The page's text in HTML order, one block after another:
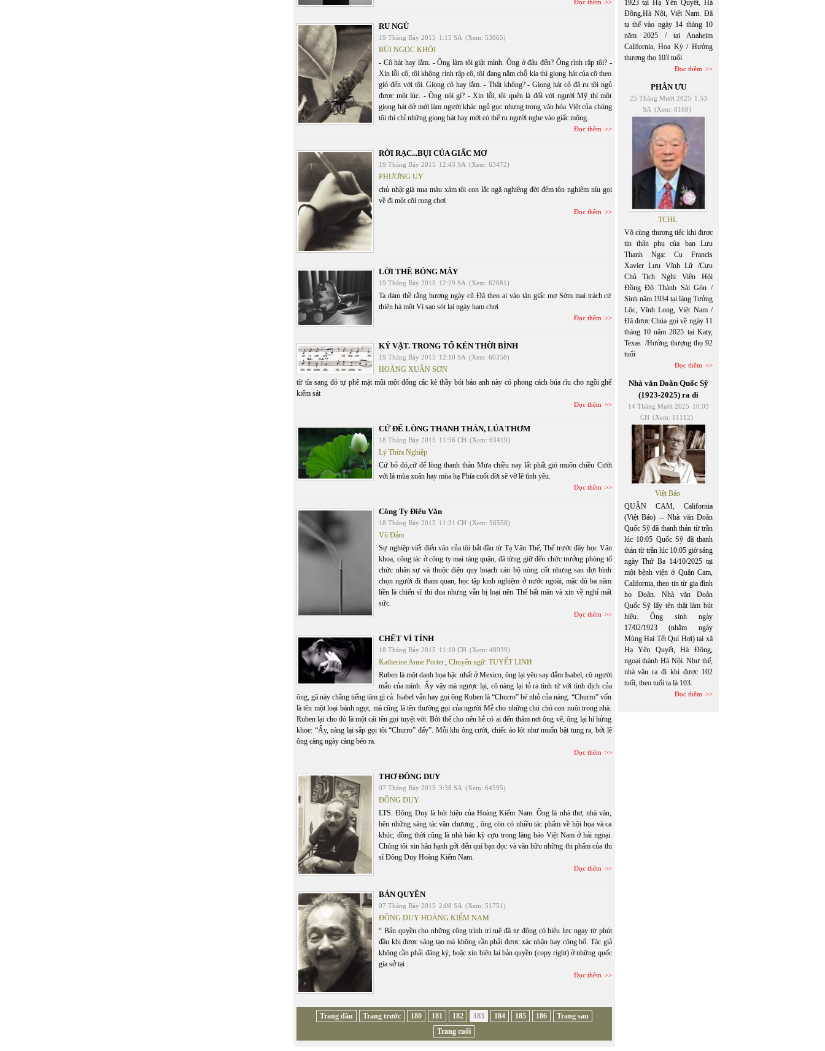
Đọc thêm
RU NGỦ
19 Tháng Bảy 2015 1:15 SA (Xem: 53865)
BÙI NGỌC KHÔI
- Cô hát hay lắm. - Ông làm tôi giật mình. Ông ở đâu đến? Ông rình rập tôi? -
Xin lỗi cô, tôi không rình rập cô, tôi đang nằm chỗ kia thì giọng hát của cô theo
gió đến với tôi. Giọng cô hay lắm. - Thật không? - Giọng hát cô đã ru tôi ngủ
được một lúc. - Ông nói gì? - Xin lỗi, tôi quên là đối với người Mỹ thì một
giọng hát dở mới làm người khác ngủ gục nhưng trong văn hóa Việt của chúng
tôi thì chỉ những giọng hát hay mới có thể ru người nghe vào giấc mộng.
Đọc thêm
RỜI RẠC...BỤI CỦA GIẤC MƠ
19 Tháng Bảy 2015 12:43 SA (Xem: 63472)
PHƯƠNG UY
chủ nhật già nua màu xám tôi con lắc ngã nghiêng đời đêm tôn nghiêm níu gọi
về đi một cõi rong chơi
Đọc thêm
LỜI THỀ BÓNG MÂY
19 Tháng Bảy 2015 12:29 SA (Xem: 62681)
Ta dám thề rằng hương ngày cũ Đã theo ai vào tận giấc mơ Sớm mai trách cứ
thiên hà một Vì sao sót lại ngày ham chơi
Đọc thêm
KỶ VẬT. TRONG TỔ KÉN THỜI BÌNH
19 Tháng Bảy 2015 12:10 SA (Xem: 60358)
HOÀNG XUÂN SƠN
từ tía sang đỏ tự phê mặt mũi một đống cắc kè thầy bói bảo anh này có phong cách búa rìu cho ngồi ghế
kiểm sát
Đọc thêm
CỨ ĐỂ LÒNG THANH THẢN, LÚA THƠM
18 Tháng Bảy 2015 11:56 CH (Xem: 63419)
Lý Thừa Nghiệp
Cứ bỏ đó,cứ để lòng thanh thản Mưa chiều nay lất phất gió muôn chiều Cười
với lá mùa xuân hay mùa hạ Phía cuối đời sẽ vỡ lẽ tình yêu.
Đọc thêm
Công Ty Điếu Văn
18 Tháng Bảy 2015 11:31 CH (Xem: 56558)
Vũ Đảm
Sự nghiệp viết điếu văn của tôi bắt đầu từ Tạ Văn Thế, Thế trước đây học Văn
khoa, công tác ở công ty mai táng quận, đã từng giữ đến chức trưởng phòng tổ
chức nhân sự và thuộc diện quy hoạch cán bộ nòng cốt nhưng sau đợt bình
chọn người đi tham quan, học tập kinh nghiệm ở nước ngoài, mặc dù ba năm
liền là chiến sĩ thi đua nhưng vẫn bị loại nên Thế bất mãn và xin về nghỉ mất
sức.
Đọc thêm
CHẾT VÌ TÌNH
18 Tháng Bảy 2015 11:10 CH (Xem: 48939)
Katherine Anne Porter, Chuyển ngữ: TUYẾT LINH
Ruben là một danh họa bậc nhất ở Mexico, ông lại yêu say đắm Isabel, cô người
mẫu của mình. Ấy vậy mà ngược lại, cô nàng lại tỏ ra tình tứ với tình địch của
ông, gã này chẳng tiếng tăm gì cả. Isabel vẫn hay gọi ông Ruben là “Churro” bé nhỏ của nàng. “Churro” vốn
là tên một loại bánh ngọt, mà cũng là tên thường gọi của người Mễ cho những chú chó con nuôi trong nhà.
Ruben lại cho đó là một cái tên gọi tuyệt vời. Bởi thế cho nên hễ có ai đến thăm nơi ông vẽ, ông lại hí hửng
khoe: “Ấy, nàng lại sắp gọi tôi “Churro” đấy”. Mỗi khi ông cười, chiếc áo lót như muốn bật tung ra, bởi lẽ
ông càng ngày càng béo ra.
Đọc thêm
THƠ ĐÔNG DUY
07 Tháng Bảy 2015 3:38 SA (Xem: 64595)
ĐÔNG DUY
LTS: Đông Duy là bút hiệu của Hoàng Kiếm Nam. Ông là nhà thơ, nhà văn,
bên những sáng tác văn chương , ông còn có nhiều tác phẩm về hội họa và ca
khúc, đồng thời cũng là nhà báo kỳ cựu trong làng báo Việt Nam ở hải ngoại.
Chúng tôi xin hân hạnh gởi đến quí bạn đọc và văn hữu những thi phẩm của thi
sĩ Đông Duy Hoàng Kiếm Nam.
Đọc thêm
BẢN QUYỀN
07 Tháng Bảy 2015 2:08 SA (Xem: 51751)
ĐÔNG DUY HOÀNG KIẾM NAM
“ Bản quyền cho những công trình trí tuệ đã tự động có hiệu lực ngay từ phút
đầu khi được sáng tạo mà không cần phải được xác nhận hay công bố. Tác giả
không cần phải đăng ký, hoặc xin biên lai bản quyền (copy right) ở những quốc
gia sở tại .
Đọc thêm
Trang đầu Trang trước 180 181 182 183 184 185 186
Trang sau
Trang cuối
1923 tại Hạ Yên Quyết, Hà
Đông,Hà Nội, Việt Nam. Đã
tạ thế vào ngày 14 tháng 10
năm 2025 / tại Anaheim
California, Hoa Kỳ / Hưởng
thượng thọ 103 tuổi
Đọc thêm
PHÂN ƯU
25 Tháng Mười 2025 1:53
SA (Xem: 8168)
TCHL
Vô cùng thương tiếc khi được
tin thân phụ của bạn Lưu
Thanh Nga: Cụ Francis
Xavier Lưu Vĩnh Lữ /Cựu
Chủ Tịch Nghị Viên Hội
Đồng Đô Thành Sài Gòn /
Sinh năm 1934 tại làng Tưởng
Lộc, Vĩnh Long, Việt Nam /
Đã được Chúa gọi về ngày 11
tháng 10 năm 2025 tại Katy,
Texas. /Hưởng thượng thọ 92
tuổi
Đọc thêm
Nhà văn Doãn Quốc Sỹ
(1923-2025) ra đi
14 Tháng Mười 2025 10:03
CH (Xem: 11112)
Việt Báo
QUẬN CAM, California
(Việt Báo) -- Nhà văn Doãn
Quốc Sỹ đã thanh thản từ trần
lúc 10:05 Quốc Sỹ đã thanh
thản từ trần lúc 10:05 giờ sáng
ngày Thứ Ba 14/10/2025 tại
một bệnh viện ở Quận Cam,
California, theo tin từ gia đình
họ Doãn. Nhà văn Doãn
Quốc Sỹ lấy tên thật làm bút
hiệu. Ông sinh ngày
17/02/1923 (nhằm ngày
Mùng Hai Tết Quí Hợi) tại xã
Hạ Yên Quyết, Hà Đông,
ngoại thành Hà Nội. Như thế,
nhà văn ra đi khi được 102
tuổi, theo tuổi ta là 103.
Đọc thêm